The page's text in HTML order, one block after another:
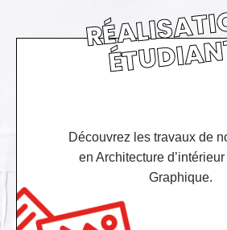
Découvrez les travaux de
en Architecture
Graphique.